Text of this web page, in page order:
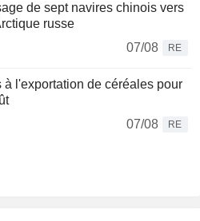
de sept navires chinois vers
russe
07/08
RE
à l'exportation de céréales pour
07/08
RE